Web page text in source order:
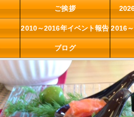
ご挨拶
2010～2016年イベント報告 2016
ブログ